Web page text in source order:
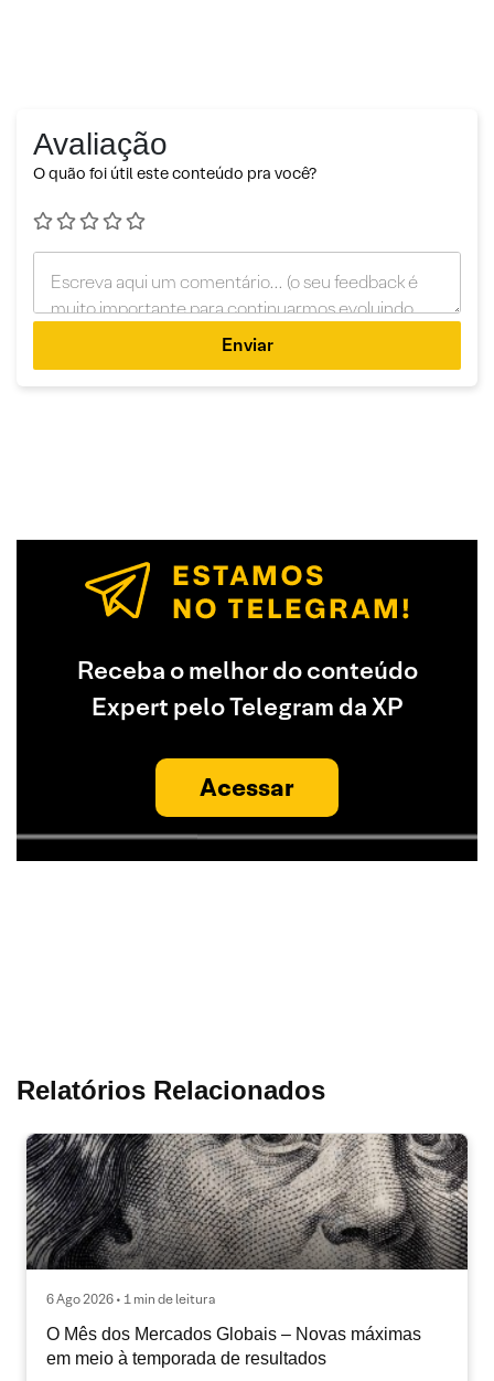
Avaliação
O quão foi útil este conteúdo pra você?
Enviar
Receba o melhor do conteúdo
Expert pelo Telegram da XP
Acessar
Relatórios Relacionados
6 Ago 2026 • 1 min de leitura
O Mês dos Mercados Globais – Novas máximas
em meio à temporada de resultados